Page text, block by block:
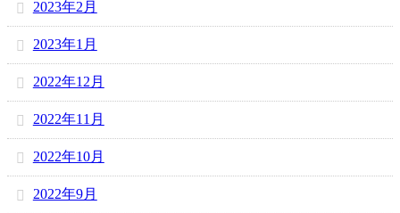
2023年2月
2023年1月
2022年12月
2022年11月
2022年10月
2022年9月